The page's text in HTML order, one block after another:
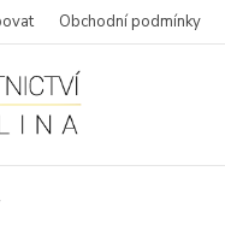
Obchodní podmínky